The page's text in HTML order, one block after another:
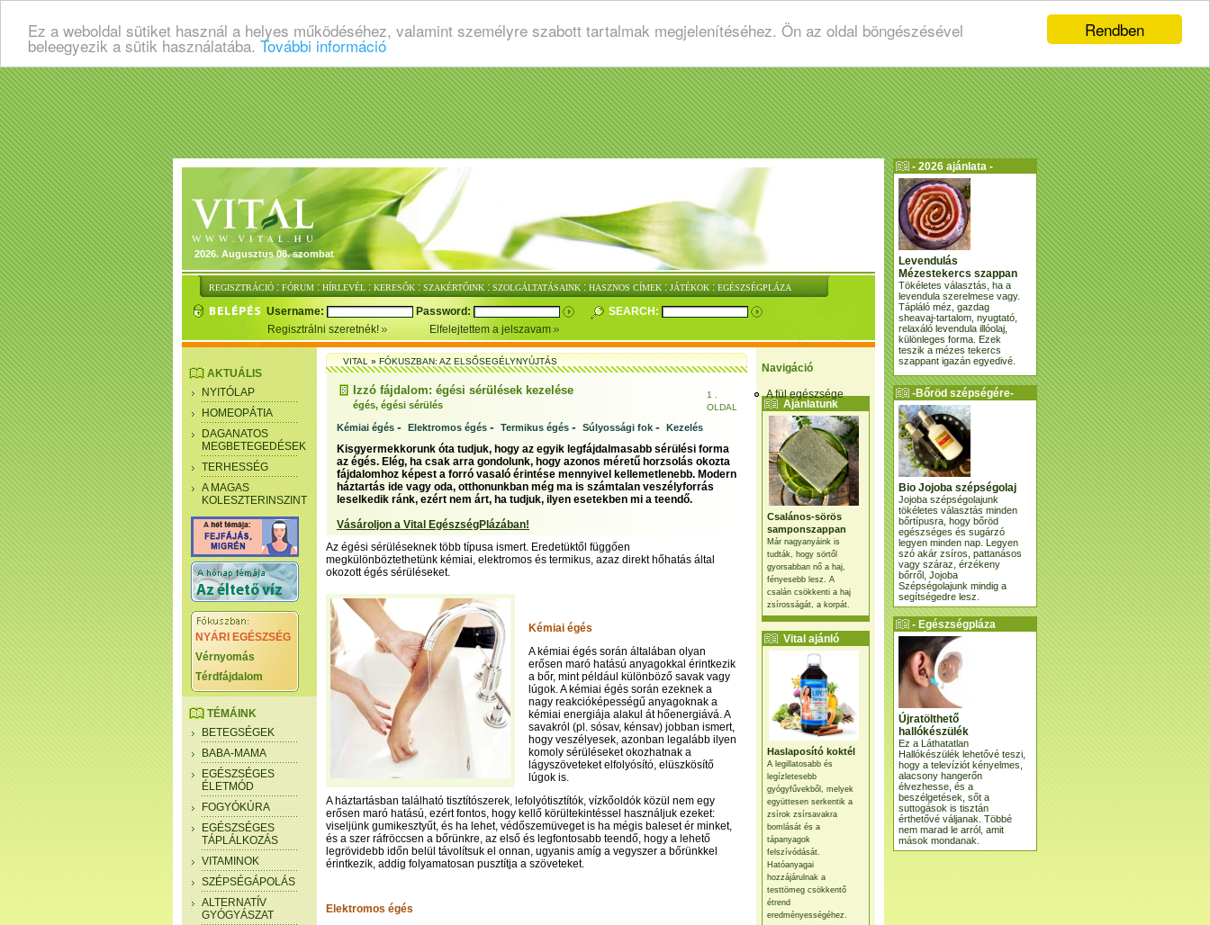
Rendben
Ez a weboldal sütiket használ a helyes működéséhez, valamint személyre szabott tartalmak megjelenítéséhez. Ön az oldal böngészésével
beleegyezik a sütik használatába. További információ
2026. Augusztus 08. szombat
REGISZTRÁCIÓ : FÓRUM : HÍRLEVÉL : KERESŐK : SZAKÉRTŐINK : SZOLGÁLTATÁSAINK : HASZNOS CÍMEK : JÁTÉKOK : EGÉSZSÉGPLÁZA
Username: Password:
SEARCH:
Regisztrálni szeretnék!
Elfelejtettem a jelszavam
Navigáció
A fül egészsége
Ajánlatunk
Csalános-sörös
samponszappan
Már nagyanyáink is
tudták, hogy sörtől
gyorsabban nő a haj,
fényesebb lesz. A
csalán csökkenti a haj
zsírosságát, a korpát.
Vital ajánló
Haslaposító koktél
A legillatosabb és
legízletesebb
gyógyfűvekből, melyek
együttesen serkentik a
zsírok zsírsavakra
bomlását és a
tápanyagok
felszívódását.
Hatóanyagai
hozzájárulnak a
testtömeg csökkentő
étrend
eredményességéhez.
AKTUÁLIS
NYITÓLAP
HOMEOPÁTIA
DAGANATOS
MEGBETEGEDÉSEK
TERHESSÉG
A MAGAS
KOLESZTERINSZINT
NYÁRI EGÉSZSÉG
Vérnyomás
Térdfájdalom
TÉMÁINK
BETEGSÉGEK
BABA-MAMA
EGÉSZSÉGES
ÉLETMÓD
FOGYÓKÚRA
EGÉSZSÉGES
TÁPLÁLKOZÁS
VITAMINOK
SZÉPSÉGÁPOLÁS
ALTERNATÍV
GYÓGYÁSZAT
VITAL»FÓKUSZBAN: AZ ELSŐSEGÉLYNYÚJTÁS
Izzó fájdalom: égési sérülések kezelése
égés, égési sérülés
1 .
OLDAL
Kémiai égés - Elektromos égés - Termikus égés - Súlyossági fok - Kezelés
Kisgyermekkorunk óta tudjuk, hogy az egyik legfájdalmasabb sérülési forma
az égés. Elég, ha csak arra gondolunk, hogy azonos méretű horzsolás okozta
fájdalomhoz képest a forró vasaló érintése mennyivel kellemetlenebb. Modern
háztartás ide vagy oda, otthonunkban még ma is számtalan veszélyforrás
leselkedik ránk, ezért nem árt, ha tudjuk, ilyen esetekben mi a teendő.
Vásároljon a Vital EgészségPlázában!
Az égési sérüléseknek több típusa ismert. Eredetüktől függően
megkülönböztethetünk kémiai, elektromos és termikus, azaz direkt hőhatás által
okozott égés sérüléseket.
Kémiai égés
A kémiai égés során általában olyan
erősen maró hatású anyagokkal érintkezik
a bőr, mint például különböző savak vagy
lúgok. A kémiai égés során ezeknek a
nagy reakcióképességű anyagoknak a
kémiai energiája alakul át hőenergiává. A
savakról (pl. sósav, kénsav) jobban ismert,
hogy veszélyesek, azonban legalább ilyen
komoly sérüléseket okozhatnak a
lágyszöveteket elfolyósító, elüszkösítő
lúgok is.
A háztartásban található tisztítószerek, lefolyótisztítók, vízkőoldók közül nem egy
erősen maró hatású, ezért fontos, hogy kellő körültekintéssel használjuk ezeket:
viseljünk gumikesztyűt, és ha lehet, védőszemüveget is ha mégis baleset ér minket,
és a szer ráfröccsen a bőrünkre, az első és legfontosabb teendő, hogy a lehető
legrövidebb időn belül távolítsuk el onnan, ugyanis amíg a vegyszer a bőrünkkel
érintkezik, addig folyamatosan pusztítja a szöveteket.
Elektromos égés
- 2026 ajánlata -
Levendulás
Mézestekercs szappan
Tökéletes választás, ha a
levendula szerelmese vagy.
Tápláló méz, gazdag
sheavaj-tartalom, nyugtató,
relaxáló levendula illóolaj,
különleges forma. Ezek
teszik a mézes tekercs
szappant igazán egyedivé.
-Bőröd szépségére-
Bio Jojoba szépségolaj
Jojoba szépségolajunk
tökéletes választás minden
bőrtípusra, hogy bőröd
egészséges és sugárzó
legyen minden nap. Legyen
szó akár zsíros, pattanásos
vagy száraz, érzékeny
bőrről, Jojoba
Szépségolajunk mindig a
segítségedre lesz.
- Egészségpláza
ajánlatunk -
Újratölthető
hallókészülék
Ez a Láthatatlan
Hallókészülék lehetővé teszi,
hogy a televíziót kényelmes,
alacsony hangerőn
élvezhesse, és a
beszélgetések, sőt a
suttogások is tisztán
érthetővé váljanak. Többé
nem marad le arról, amit
mások mondanak.